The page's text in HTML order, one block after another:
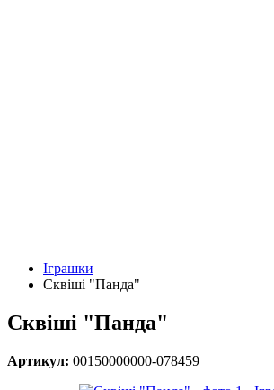
Іграшки
Сквіші "Панда"
Сквіші "Панда"
Артикул: 00150000000-078459